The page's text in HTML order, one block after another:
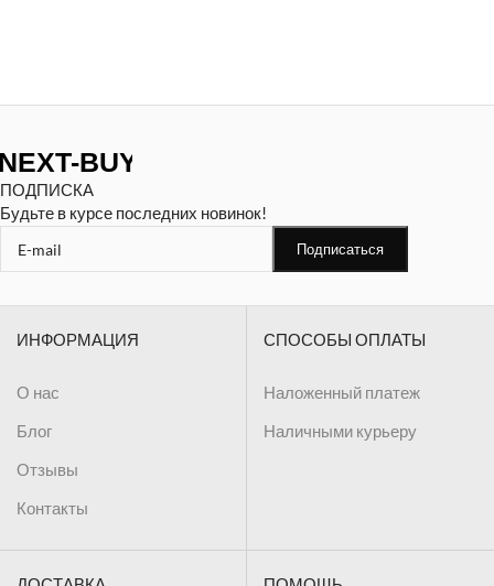
ПОДПИСКА
Будьте в курсе последних новинок!
ИНФОРМАЦИЯ
О нас
Блог
Отзывы
Контакты
СПОСОБЫ ОПЛАТЫ
Наложенный платеж
Наличными курьеру